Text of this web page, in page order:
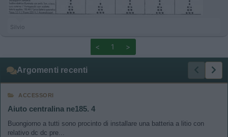
Silvio
< 1 >
Argomenti recenti
ACCESSORI
Aiuto centralina ne185. 4
Buongiorno a tutti sono procinto di installare una batteria a litio con
relativo dc dc pre...